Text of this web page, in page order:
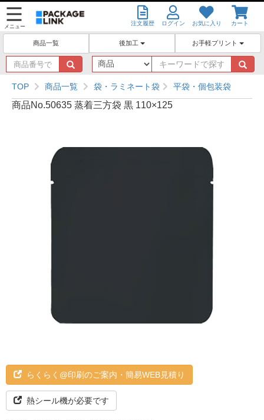
メニュー 注文履歴 ログイン お気に入り カート
商品一覧 後加工 お手軽プリント
商
品
番
号
で
キ
ー
ワ
ー
TOP 商品一覧 袋・ラミネート袋 平袋・個包装袋
商品No.50635 蒸着三方袋 黒 110×125
らくらく@印刷のご案内・簡易WEB見積り
熱シール機が必要です